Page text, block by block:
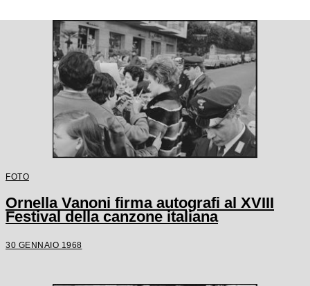
FOTO
Ornella Vanoni firma autografi al XVIII
Festival della canzone italiana
30 GENNAIO 1968